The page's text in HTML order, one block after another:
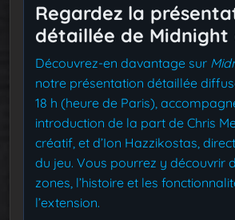
Regardez la
détaillée de Midnight
Découvrez-en davantage sur
notre présentation détaillée
18 h (heure de Paris),
introduction de la part de Chris
créatif, et d’Ion Hazzikostas,
du jeu. Vous pourrez y découvrir
zones, l’histoire et les
l’extension.